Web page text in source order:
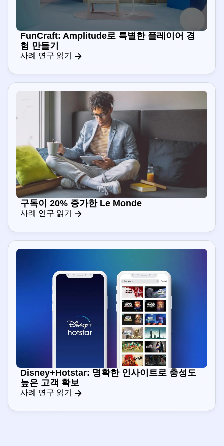
FunCraft: Amplitude로 특별한 플레이어 경
험 만들기
사례 연구 읽기
구독이 20% 증가한 Le Monde
사례 연구 읽기
Disney+Hotstar: 명확한 인사이트로 충성도
높은 고객 확보
사례 연구 읽기